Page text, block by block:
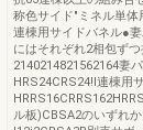
称色サイド″ミネル単
連棟用サイドバネル●
にはそれぞれ2相包ず
2140214821562164妻
HRS24CRS24!l連棟用
ル板)CBSA2のいずれ